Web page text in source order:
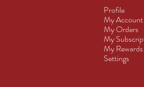
Profile
My Account
My Orders
My
My Rewards
Settings